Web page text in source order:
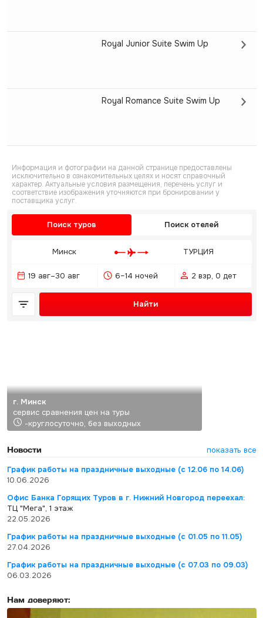
Royal Junior Suite Swim Up
Royal Romance Suite Swim Up
Информация и фотографии на данной странице предоставлены
исключительно в ознакомительных целях и носят справочный
характер. Актуальные условия размещения, перечень услуг и
соответствие изображения уточняются при бронировании у
поставщика услуг.
Поиск туров Поиск отелей
Минск ТУРЦИЯ
19 авг–30 авг 6–14 ночей 2 взр, 0 дет
Найти
г. Минск
сервис сравнения цен на туры
-круглосуточно, без выходных
Новости
показать все
График работы на праздничные выходные (с 12.06 по 14.06)
10.06.2026
Офис Банка Горящих Туров в г. Нижний Новгород переехал:
ТЦ "Мега", 1 этаж
22.05.2026
График работы на праздничные выходные (с 01.05 по 11.05)
27.04.2026
График работы на праздничные выходные (с 07.03 по 09.03)
06.03.2026
Нам доверяют: